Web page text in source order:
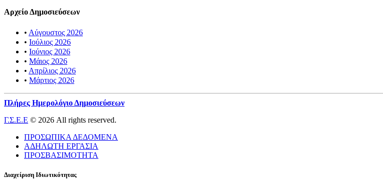
Αρχείο Δημοσιεύσεων
• Αύγουστος 2026
• Ιούλιος 2026
• Ιούνιος 2026
• Μάιος 2026
• Απρίλιος 2026
• Μάρτιος 2026
Πλήρες Ημερολόγιο Δημοσιεύσεων
Γ.Σ.Ε.Ε © 2026 All rights reserved.
ΠΡΟΣΩΠΙΚΑ ΔΕΔΟΜΕΝΑ
ΑΔΗΛΩΤΗ ΕΡΓΑΣΙΑ
ΠΡΟΣΒΑΣΙΜΟΤΗΤΑ
Διαχείριση Ιδιωτικότητας